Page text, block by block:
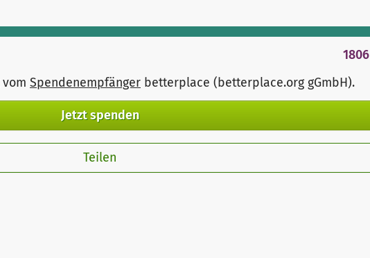
1806
vom Spendenempfänger betterplace (betterplace.org gGmbH).
Jetzt spenden
Teilen